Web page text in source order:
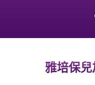
雅培保